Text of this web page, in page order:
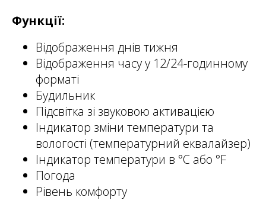
Функції:
Відображення днів тижня
Відображення часу у 12/24-годинному
форматі
Будильник
Підсвітка зі звуковою активацією
Індикатор зміни температури та
вологості (температурний еквалайзер)
Індикатор температури в °C або °F
Погода
Рівень комфорту